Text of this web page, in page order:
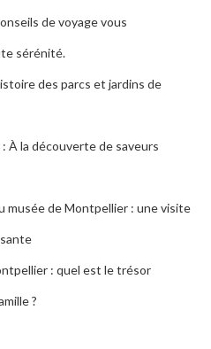
de voyage vous
sérénité.
des parcs et jardins de
À la découverte de saveurs
musée de Montpellier : une visite
: quel est le trésor
?